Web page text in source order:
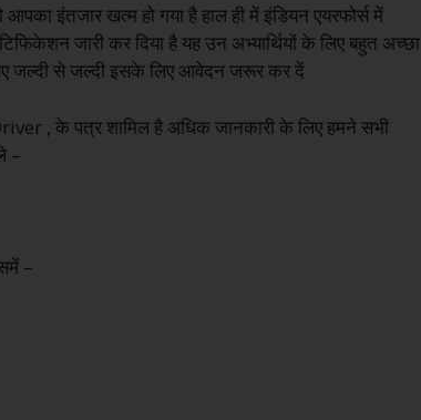
इंतजार खत्म हो गया है हाल ही में इंडियन एयरफोर्स में
जारी कर दिया है यह उन अभ्यार्थियों के लिए बहुत अच्छा
जल्दी से जल्दी इसके लिए आवेदन जरूर कर दें
, के पत्र शामिल है अधिक जानकारी के लिए हमने सभी
–
–